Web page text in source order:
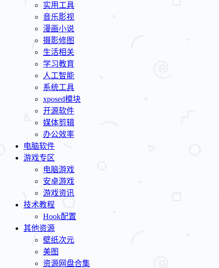
实用工具
音乐影视
漫画小说
摄影修图
生活相关
学习教育
人工智能
系统工具
xposed模块
开源软件
媒体剪辑
办公效率
电脑软件
游戏专区
电脑游戏
安卓游戏
游戏资讯
技术教程
Hook配置
其他资源
壁纸次元
美图
资源网盘合集